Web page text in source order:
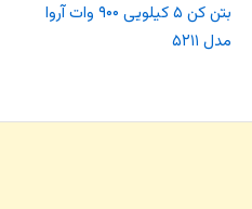
بتن کن ۵ کیلویی ۹۰۰ وات آروا
مدل ۵۲۱۱